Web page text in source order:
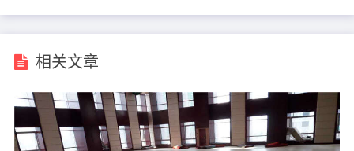
相关文章